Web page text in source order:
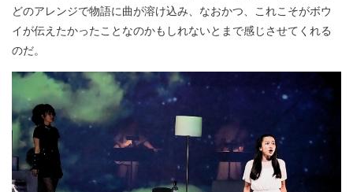
どのアレンジで物語に曲が溶け込み、なおかつ、これこそがボウ
イが伝えたかったことなのかもしれないとまで感じさせてくれる
のだ。